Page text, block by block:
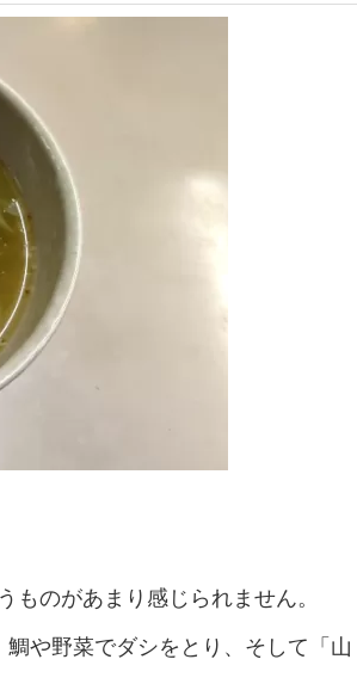
のがあまり感じられません。
や野菜でダシをとり、そして「山